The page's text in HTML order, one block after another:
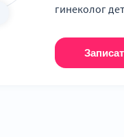
отделения)
гинеколог
эстетической